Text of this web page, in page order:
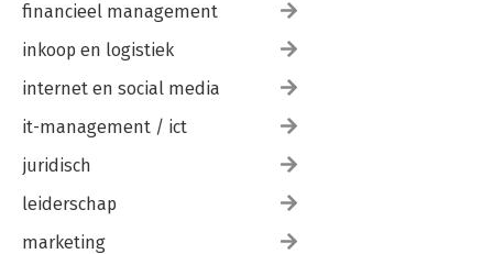
financieel management
inkoop en logistiek
internet en social media
it-management / ict
juridisch
leiderschap
marketing